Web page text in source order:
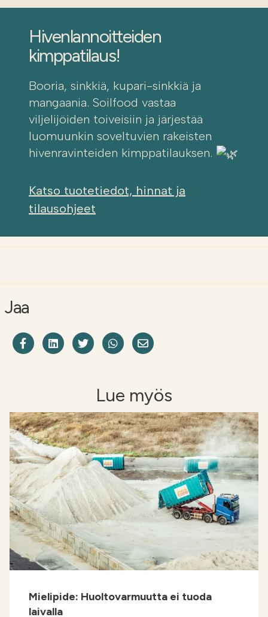
Hivenlannoitteiden
kimppatilaus!
Booria, sinkkiä, kupari-sinkkiä ja
mangaania. Soilfood vastaa
viljelijöiden toiveisiin ja järjestää
luomuunkin soveltuvien rakeisten
hivenravinteiden kimppatilauksen.
Katso tuotetiedot, hinnat ja
tilausohjeet
Jaa
Jaa Facebookissa
Share on LinkedIn
Jaa Twitterissä
Jaa WhatsAppissa
Lue myös
Mielipide: Huoltovarmuutta ei tuoda
laivalla